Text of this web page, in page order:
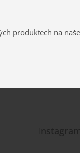
produktech na
Instagram